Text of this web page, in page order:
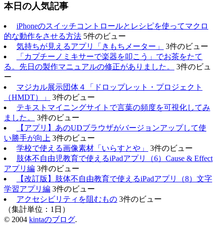
本日の人気記事
iPhoneのスイッチコントロールとレシピを使ってマクロ
的な動作をさせる方法 5件のビュー
気持ちが見えるアプリ「きもちメーター」
3件のビュー
「カプチーノミキサーで楽器を叩こう」でお茶をたて
る。先日の製作マニュアルの修正がありました。
3件のビュ
ー
マジカル展示団体４「ドロップレット・プロジェクト
（HMDT）」
3件のビュー
テキストマイニングサイトで言葉の頻度を可視化してみ
ました。
3件のビュー
【アプリ】あのUDブラウザがバージョンアップして使
い勝手が向上 3件のビュー
学校で使える画像素材「いらすとや」
3件のビュー
肢体不自由児教育で使えるiPadアプリ（6）Cause & Effect
アプリ編 3件のビュー
【改訂版】肢体不自由教育で使えるiPadアプリ（8）文字
学習アプリ編 3件のビュー
アクセシビリティを阻むもの 3件のビュー
（集計単位：1日）
© 2004 kintaのブログ.